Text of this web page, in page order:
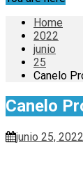
Home
2022
junio
25
Canelo
Canelo
junio 25, 2022